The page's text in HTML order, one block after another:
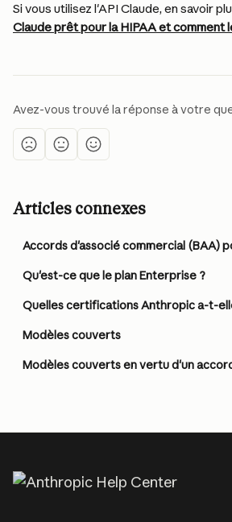
Si vous utilisez l'API Claude, en savoir
Claude prêt pour la HIPAA et comment
Avez-vous trouvé la réponse à votre
Articles connexes
Qu'est-ce que le plan Enterprise ?
Quelles certifications Anthropic a-t-
Modèles couverts